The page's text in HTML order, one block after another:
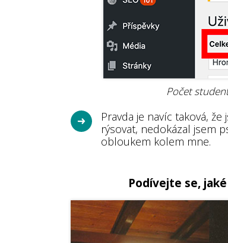
Počet
Pravda je navíc taková,
rýsovat, nedokázal jsem
obloukem kolem mne.
Podívejte se,